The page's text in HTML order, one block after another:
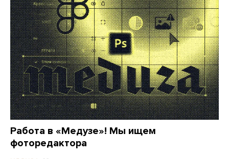
Работа в «Медузе»! Мы ищем
фоторедактора